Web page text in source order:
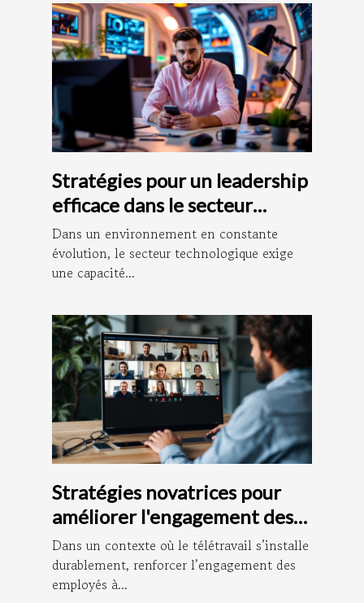
Stratégies pour un leadership
efficace dans le secteur
technologique
Dans un environnement en constante
évolution, le secteur technologique exige
une capacité...
Stratégies novatrices pour
améliorer l'engagement des
employés à distance
Dans un contexte où le télétravail s’installe
durablement, renforcer l’engagement des
employés à...